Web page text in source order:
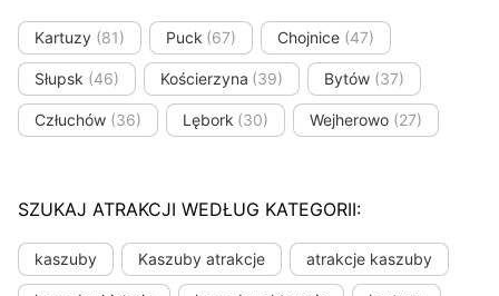
Kartuzy (81) Puck (67) Chojnice (47)
Słupsk (46) Kościerzyna (39) Bytów (37)
Człuchów (36) Lębork (30) Wejherowo (27)
SZUKAJ ATRAKCJI WEDŁUG KATEGORII:
kaszuby Kaszuby atrakcje atrakcje kaszuby